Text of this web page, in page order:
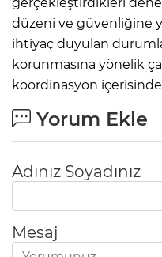
düzeni ve güvenliğine
ihtiyaç duyulan
korunmasına yönelik
koordinasyon
Yorum Ekle
Adınız Soyadınız
Mesaj